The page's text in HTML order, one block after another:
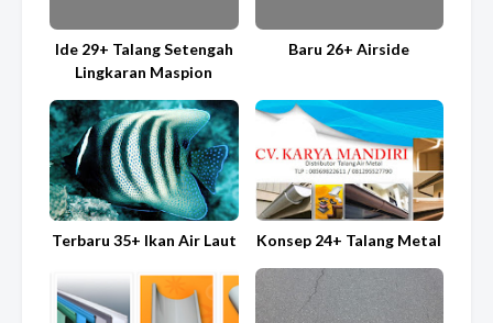
Ide 29+ Talang Setengah
Lingkaran Maspion
Baru 26+ Airside
Terbaru 35+ Ikan Air Laut Konsep 24+ Talang Metal